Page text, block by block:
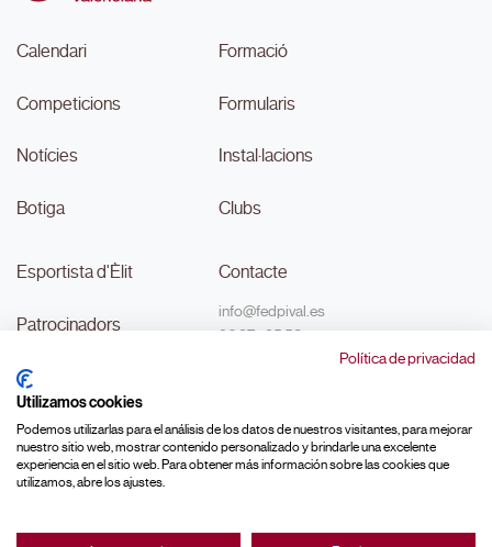
Política de privacidad
Utilizamos cookies
Podemos utilizarlas para el análisis de los datos de nuestros visitantes, para mejorar
nuestro sitio web, mostrar contenido personalizado y brindarle una excelente
experiencia en el sitio web. Para obtener más información sobre las cookies que
utilizamos, abre los ajustes.
Calendari
Competicions
Notícies
Botiga
Formació
Formularis
Instal·lacions
Clubs
Esportista d'Èlit
Patrocinadors
Transparència
#MouLaPilota
Contacte
info@fedpival.es
96 374 95 58
C/Marqués de Sant Joan nº 32,
Made with ♥ by